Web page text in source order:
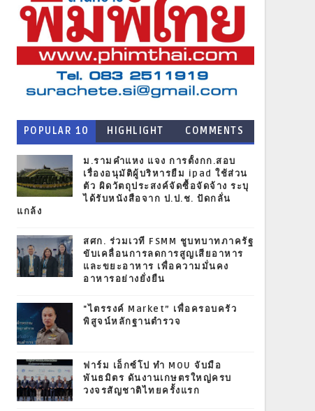
POPULAR 10
HIGHLIGHT
COMMENTS
ม.รามคำแหง แจง การตั้งกก.สอบ
เรื่องอนุมัติผู้บริหารยืม ipad ใช้ส่วน
ตัว ผิดวัตถุประสงค์จัดซื้อจัดจ้าง ระบุ
ได้รับหนังสือจาก ป.ป.ช. ปัดกลั่น
แกล้ง
สศก. ร่วมเวที FSMM ชูบทบาทภาครัฐ
ขับเคลื่อนการลดการสูญเสียอาหาร
และขยะอาหาร เพื่อความมั่นคง
อาหารอย่างยั่งยืน
"ไตรรงค์ Market” เพื่อครอบครัว
พิสูจน์หลักฐานตำรวจ
ฟาร์ม เอ็กซ์โป ทำ MOU จับมือ
พันธมิตร ดันงานเกษตรใหญ่ครบ
วงจรสัญชาติไทยครั้งแรก